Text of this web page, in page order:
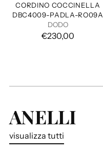
CORDINO COCCINELLA
DBC4009-PADLA-RO09A
DODO
€230,00
ANELLI
visualizza tutti